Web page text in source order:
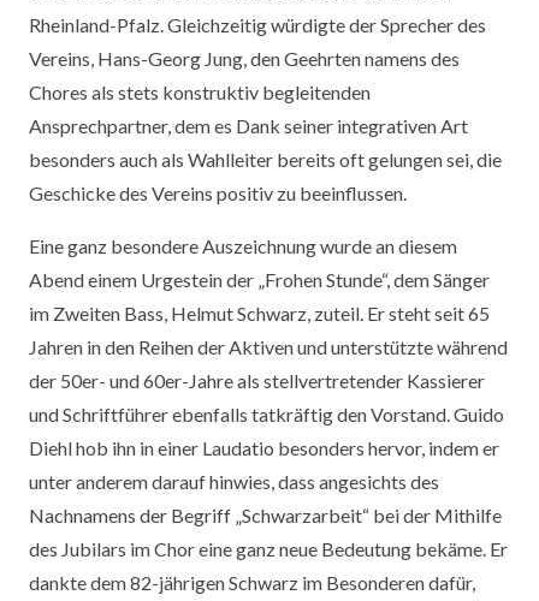
Rheinland-Pfalz. Gleichzeitig würdigte der Sprecher des
Vereins, Hans-Georg Jung, den Geehrten namens des
Chores als stets konstruktiv begleitenden
Ansprechpartner, dem es Dank seiner integrativen Art
besonders auch als Wahlleiter bereits oft gelungen sei, die
Geschicke des Vereins positiv zu beeinflussen.
Eine ganz besondere Auszeichnung wurde an diesem
Abend einem Urgestein der „Frohen Stunde“, dem Sänger
im Zweiten Bass, Helmut Schwarz, zuteil. Er steht seit 65
Jahren in den Reihen der Aktiven und unterstützte während
der 50er- und 60er-Jahre als stellvertretender Kassierer
und Schriftführer ebenfalls tatkräftig den Vorstand. Guido
Diehl hob ihn in einer Laudatio besonders hervor, indem er
unter anderem darauf hinwies, dass angesichts des
Nachnamens der Begriff „Schwarzarbeit“ bei der Mithilfe
des Jubilars im Chor eine ganz neue Bedeutung bekäme. Er
dankte dem 82-jährigen Schwarz im Besonderen dafür,